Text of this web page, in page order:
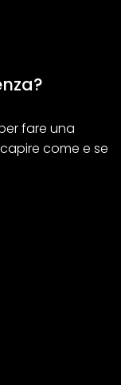
fare una
come e se